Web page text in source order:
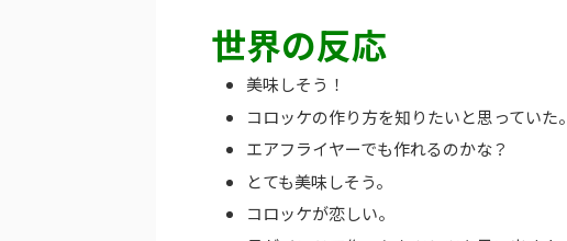
世界の反応
美味しそう！
コロッケの作り方を知りたいと思っていた。
エアフライヤーでも作れるのかな？
とても美味しそう。
コロッケが恋しい。